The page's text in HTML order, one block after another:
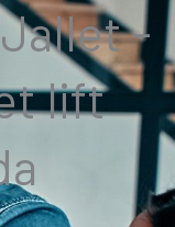
-
lift